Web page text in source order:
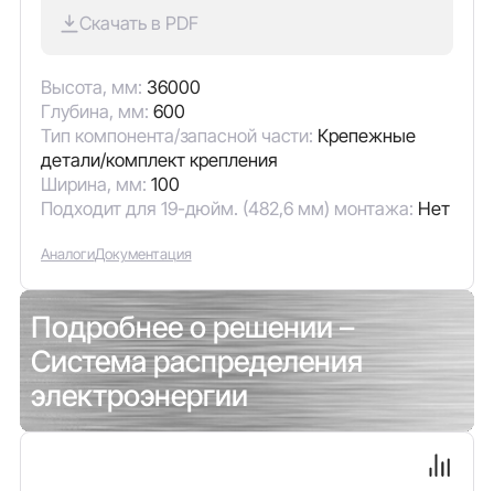
Скачать в PDF
Высота, мм: 36000
Глубина, мм: 600
Тип компонента/запасной части: Крепежные
детали/комплект крепления
Ширина, мм: 100
Подходит для 19-дюйм. (482,6 мм) монтажа: Нет
АналогиДокументация
Подробнее о решении –
Система распределения
электроэнергии